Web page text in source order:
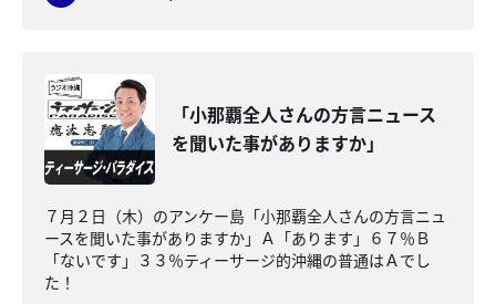
「小那覇全人さんの方言ニュース
を聞いた事がありますか」
７月２日（木）のアンケー島「小那覇全人さんの方言ニュ
ースを聞いた事がありますか」Ａ「あります」６７％Ｂ
「ないです」３３％ティーサージ的沖縄の普通はＡでし
た！